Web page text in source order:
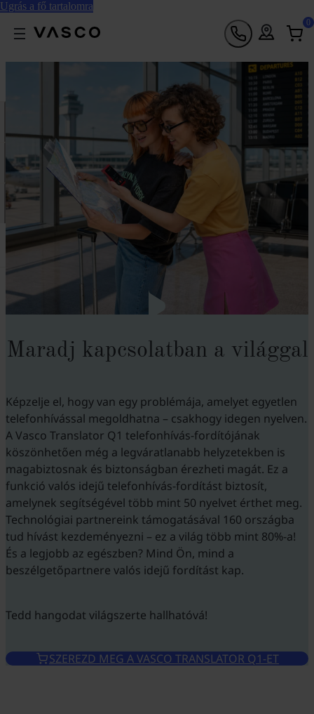
Ugrás a fő tartalomra
0
Maradj kapcsolatban a világgal
Képzelje el, hogy van egy problémája, amelyet egyetlen
telefonhívással megoldhatna – csakhogy idegen nyelven.
A Vasco Translator Q1 telefonhívás-fordítójának
köszönhetően még a legváratlanabb helyzetekben is
magabiztosnak és biztonságban érezheti magát. Ez a
funkció valós idejű telefonhívás-fordítást biztosít,
amelynek segítségével több mint 50 nyelvet érthet meg.
Technológiai partnereink támogatásával 160 országba
tud hívást kezdeményezni – ez a világ több mint 80%-a!
És a legjobb az egészben? Mind Ön, mind a
beszélgetőpartnere valós idejű fordítást kap.
Tedd hangodat világszerte hallhatóvá!
SZEREZD MEG A VASCO TRANSLATOR Q1-ET